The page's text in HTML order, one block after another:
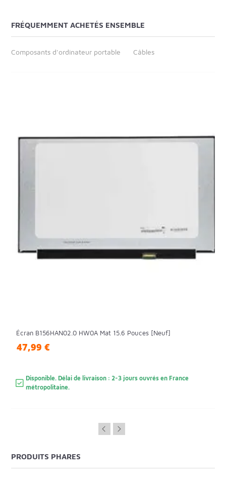
FRÉQUEMMENT ACHETÉS ENSEMBLE
Composants d'ordinateur portable Câbles
Écran B156HAN02.0 HW0A Mat 15.6 Pouces [Neuf]
47,99 €
Disponible. Délai de livraison : 2-3 jours ouvrés en France
métropolitaine.
PRODUITS PHARES